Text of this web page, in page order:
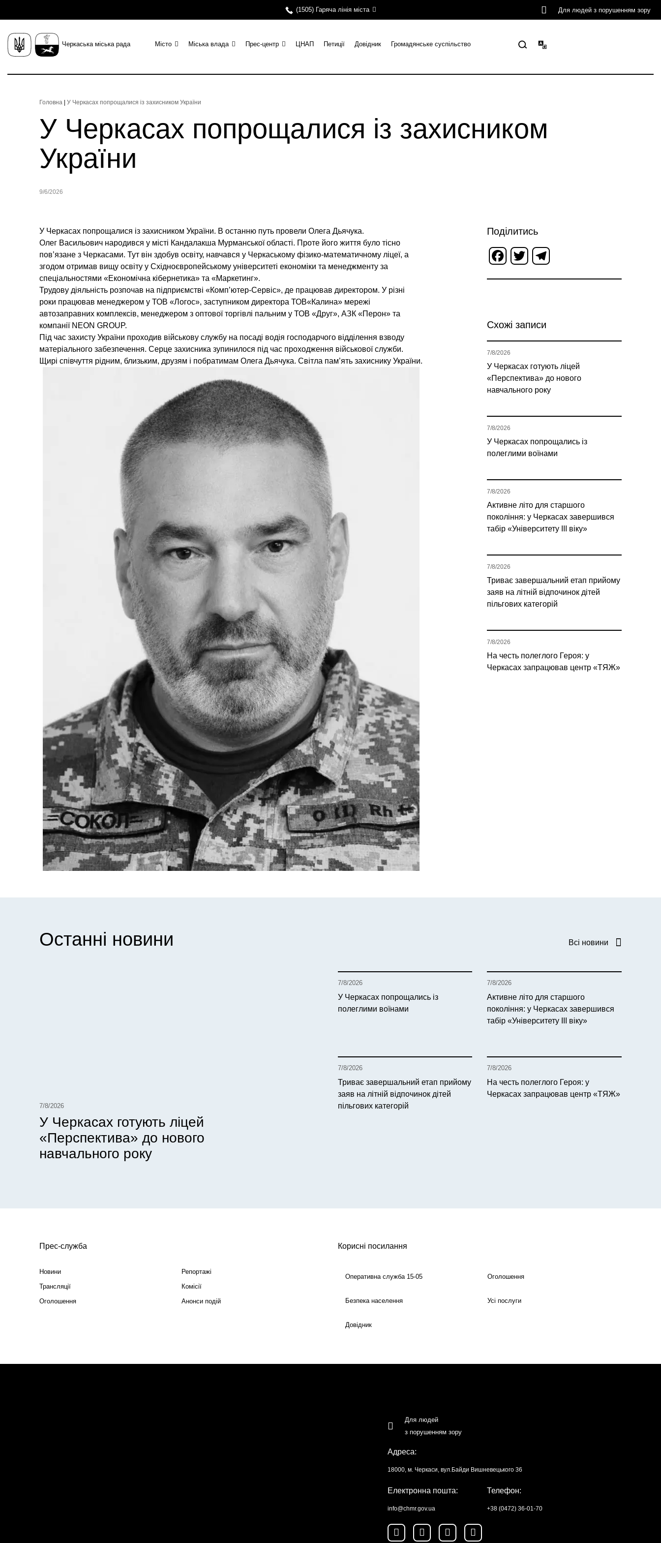
(1505) Гаряча лінія міста Для людей з порушенням зору
Черкаська міська рада Місто Міська влада Прес-центр ЦНАП Петиції Довідник Громадянське суспільство
Головна У Черкасах попрощалися із захисником України
У Черкасах попрощалися із захисником
України
9/6/2026
У Черкасах попрощалися із захисником України. В останню путь провели Олега Дьячука.
Олег Васильович народився у місті Кандалакша Мурманської області. Проте його життя було тісно
пов’язане з Черкасами. Тут він здобув освіту, навчався у Черкаському фізико-математичному ліцеї, а
згодом отримав вищу освіту у Східноєвропейському університеті економіки та менеджменту за
спеціальностями «Економічна кібернетика» та «Маркетинг».
Трудову діяльність розпочав на підприємстві «Комп’ютер-Сервіс», де працював директором. У різні
роки працював менеджером у ТОВ «Логос», заступником директора ТОВ«Калина» мережі
автозаправних комплексів, менеджером з оптової торгівлі пальним у ТОВ «Друг», АЗК «Перон» та
компанії NEON GROUP.
Під час захисту України проходив військову службу на посаді водія господарчого відділення взводу
матеріального забезпечення. Серце захисника зупинилося під час проходження військової служби.
Щирі співчуття рідним, близьким, друзям і побратимам Олега Дьячука. Світла пам’ять захиснику України.
Поділитись
Facebook
Twitter
Схожі записи
У Черкасах готують ліцей
«Перспектива» до нового
навчального року
7/8/2026
У Черкасах попрощались із
полеглими воїнами
7/8/2026
Активне літо для старшого
покоління: у Черкасах завершився
табір «Університету ІІІ віку»
7/8/2026
Триває завершальний етап прийому
заяв на літній відпочинок дітей
пільгових категорій
7/8/2026
На честь полеглого Героя: у
Черкасах запрацював центр «ТЯЖ»
7/8/2026
Останні новини Всі новини
7/8/2026
У Черкасах готують ліцей
«Перспектива» до нового
навчального року
7/8/2026
У Черкасах попрощались із
полеглими воїнами
7/8/2026
Активне літо для старшого
покоління: у Черкасах завершився
табір «Університету ІІІ віку»
7/8/2026
Триває завершальний етап прийому
заяв на літній відпочинок дітей
пільгових категорій
7/8/2026
На честь полеглого Героя: у
Черкасах запрацював центр «ТЯЖ»
Прес-служба
Новини
Репортажі
Трансляції
Комісії
Оголошення
Анонси подій
Корисні посилання
Оперативна служба 15-05 Оголошення
Безпека населення Усі послуги
Довідник
Для людей
з порушенням зору
Адреса:
18000, м. Черкаси, вул.Байди Вишневецького 36
Електронна пошта:
info@chmr.gov.ua
Телефон:
+38 (0472) 36-01-70